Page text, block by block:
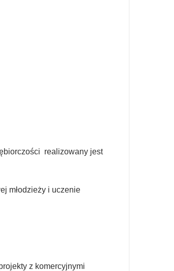
realizowany jest
młodzieży i uczenie
z komercyjnymi